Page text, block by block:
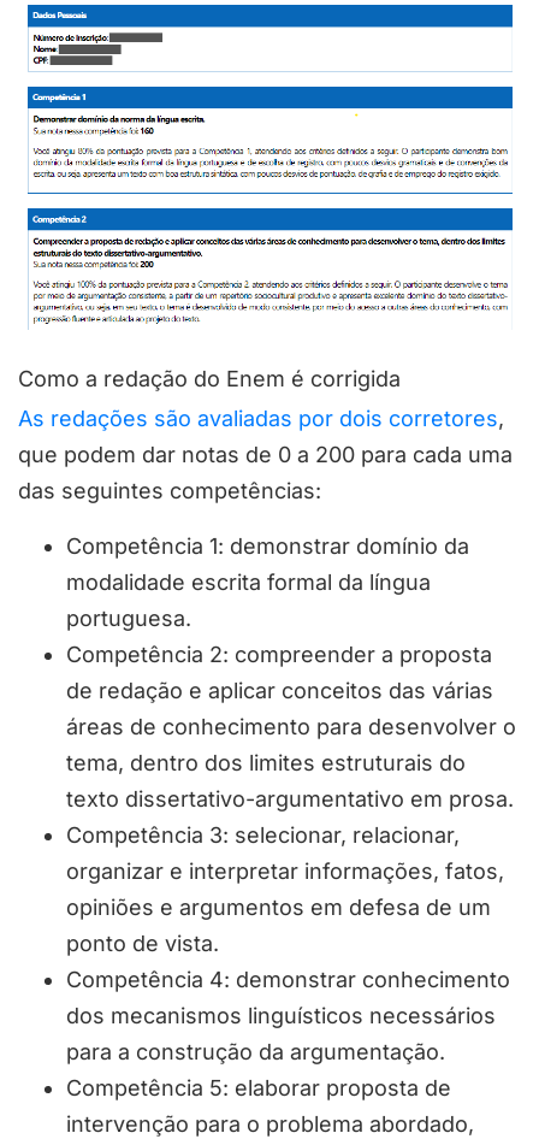
Como a redação do Enem é corrigida
As redações são avaliadas por dois corretores,
que podem dar notas de 0 a 200 para cada uma
das seguintes competências:
Competência 1: demonstrar domínio da
modalidade escrita formal da língua
portuguesa.
Competência 2: compreender a proposta
de redação e aplicar conceitos das várias
áreas de conhecimento para desenvolver o
tema, dentro dos limites estruturais do
texto dissertativo-argumentativo em prosa.
Competência 3: selecionar, relacionar,
organizar e interpretar informações, fatos,
opiniões e argumentos em defesa de um
ponto de vista.
Competência 4: demonstrar conhecimento
dos mecanismos linguísticos necessários
para a construção da argumentação.
Competência 5: elaborar proposta de
intervenção para o problema abordado,